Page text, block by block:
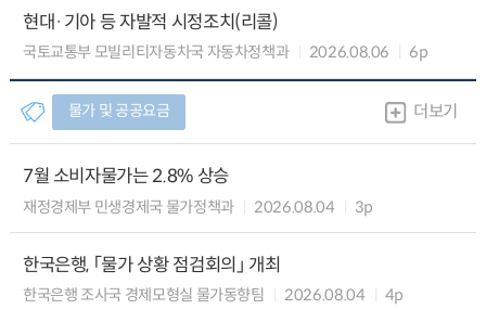
현대·기아 등 자발적 시정조치(리콜)
국토교통부 모빌리티자동차국 자동차정책과 2026.08.06 6p
물가 및 공공요금 더보기
7월 소비자물가는 2.8% 상승
재정경제부 민생경제국 물가정책과 2026.08.04 3p
한국은행, 「물가 상황 점검회의」 개최
한국은행 조사국 경제모형실 물가동향팀 2026.08.04 4p